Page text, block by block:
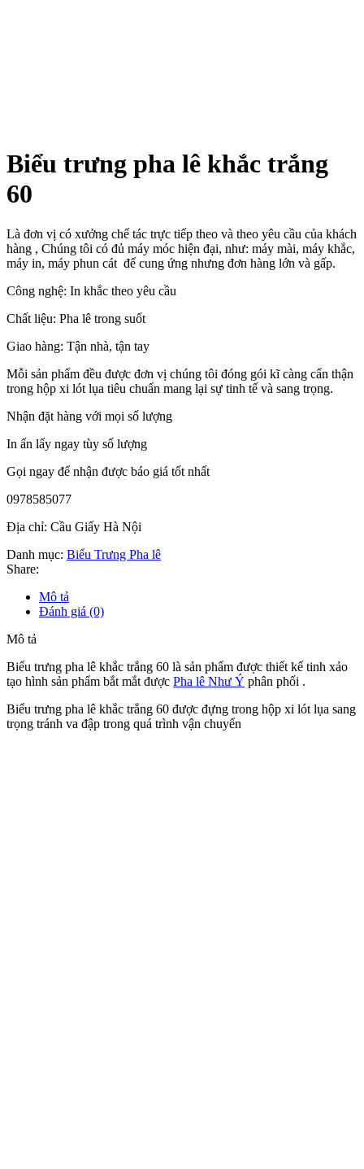
Biểu trưng pha lê khắc trắng
60
Là đơn vị có xưởng chế tác trực tiếp theo và theo yêu cầu của khách
hàng , Chúng tôi có đủ máy móc hiện đại, như: máy mài, máy khắc,
máy in, máy phun cát để cung ứng nhưng đơn hàng lớn và gấp.
Công nghệ: In khắc theo yêu cầu
Chất liệu: Pha lê trong suốt
Giao hàng: Tận nhà, tận tay
Mỗi sản phẩm đều được đơn vị chúng tôi đóng gói kĩ càng cẩn thận
trong hộp xi lót lụa tiêu chuẩn mang lại sự tinh tế và sang trọng.
Nhận đặt hàng với mọi số lượng
In ấn lấy ngay tùy số lượng
Gọi ngay để nhận được báo giá tốt nhất
0978585077
Địa chỉ: Cầu Giấy Hà Nội
Danh mục: Biểu Trưng Pha lê
Share:
Mô tả
Đánh giá (0)
Mô tả
Biểu trưng pha lê khắc trắng 60 là sản phẩm được thiết kế tinh xảo
tạo hình sản phẩm bắt mắt được Pha lê Như Ý phân phối .
Biểu trưng pha lê khắc trắng 60 được đựng trong hộp xi lót lụa sang
trọng tránh va đập trong quá trình vận chuyển